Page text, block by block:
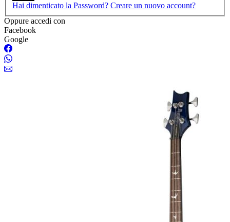
Hai dimenticato la Password? Creare un nuovo account?
Oppure accedi con
Facebook
Google